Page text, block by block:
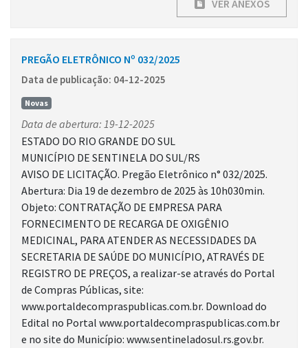
VER ANEXOS
PREGÃO ELETRÔNICO Nº 032/2025
Data de publicação: 04-12-2025
Novas
Data de abertura: 19-12-2025
ESTADO DO RIO GRANDE DO SUL
MUNICÍPIO DE SENTINELA DO SUL/RS
AVISO DE LICITAÇÃO. Pregão Eletrônico n° 032/2025.
Abertura: Dia 19 de dezembro de 2025 às 10h030min.
Objeto: CONTRATAÇÃO DE EMPRESA PARA
FORNECIMENTO DE RECARGA DE OXIGÊNIO
MEDICINAL, PARA ATENDER AS NECESSIDADES DA
SECRETARIA DE SAÚDE DO MUNICÍPIO, ATRAVÉS DE
REGISTRO DE PREÇOS, a realizar-se através do Portal
de Compras Públicas, site:
www.portaldecompraspublicas.com.br. Download do
Edital no Portal www.portaldecompraspublicas.com.br
e no site do Município: www.sentineladosul.rs.gov.br.